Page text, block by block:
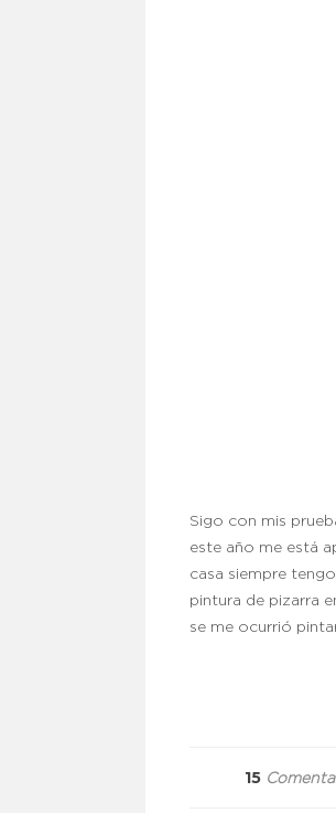
Sigo con mis
este año me está
casa siempre
pintura de pizarra
se me ocurrió
15